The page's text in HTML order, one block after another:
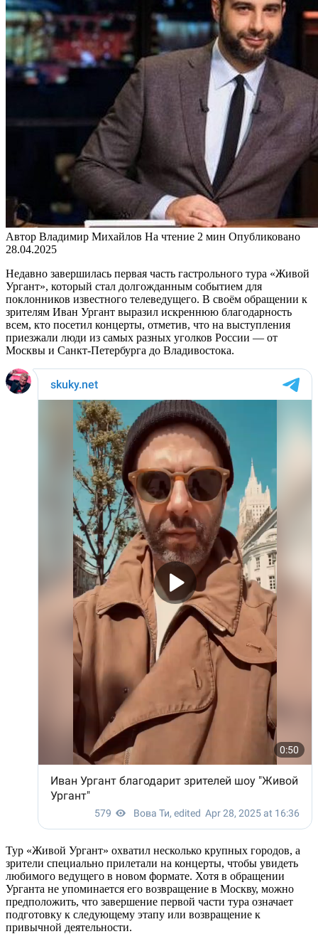
Автор Владимир Михайлов На чтение 2 мин Опубликовано
28.04.2025
Недавно завершилась первая часть гастрольного тура «Живой
Ургант», который стал долгожданным событием для
поклонников известного телеведущего. В своём обращении к
зрителям Иван Ургант выразил искреннюю благодарность
всем, кто посетил концерты, отметив, что на выступления
приезжали люди из самых разных уголков России — от
Москвы и Санкт-Петербурга до Владивостока.
Тур «Живой Ургант» охватил несколько крупных городов, а
зрители специально прилетали на концерты, чтобы увидеть
любимого ведущего в новом формате. Хотя в обращении
Урганта не упоминается его возвращение в Москву, можно
предположить, что завершение первой части тура означает
подготовку к следующему этапу или возвращение к
привычной деятельности.